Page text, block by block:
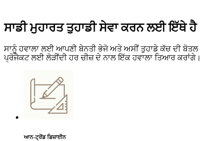
ਸਾਡੀ ਮੁਹਾਰਤ ਤੁਹਾਡੀ ਸੇਵਾ ਕਰਨ ਲਈ ਇੱਥੇ ਹੈ
ਸਾਨੂੰ ਹਵਾਲਾ ਲਈ ਆਪਣੀ ਬੇਨਤੀ ਭੇਜੋ ਅਤੇ ਅਸੀਂ ਤੁਹਾਡੇ ਕੱਚ ਦੀ ਬੋਤਲ
ਪ੍ਰੋਜੈਕਟ ਲਈ ਲੋੜੀਂਦੀ ਹਰ ਚੀਜ਼ ਦੇ ਨਾਲ ਇੱਕ ਹਵਾਲਾ ਤਿਆਰ ਕਰਾਂਗੇ।
ਆਨ-ਟ੍ਰੇਂਡ ਡਿਜ਼ਾਈਨ